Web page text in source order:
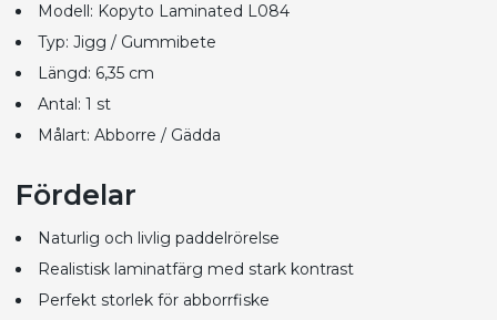
Modell: Kopyto Laminated L084
Typ: Jigg / Gummibete
Längd: 6,35 cm
Antal: 1 st
Målart: Abborre / Gädda
Fördelar
Naturlig och livlig paddelrörelse
Realistisk laminatfärg med stark kontrast
Perfekt storlek för abborrfiske